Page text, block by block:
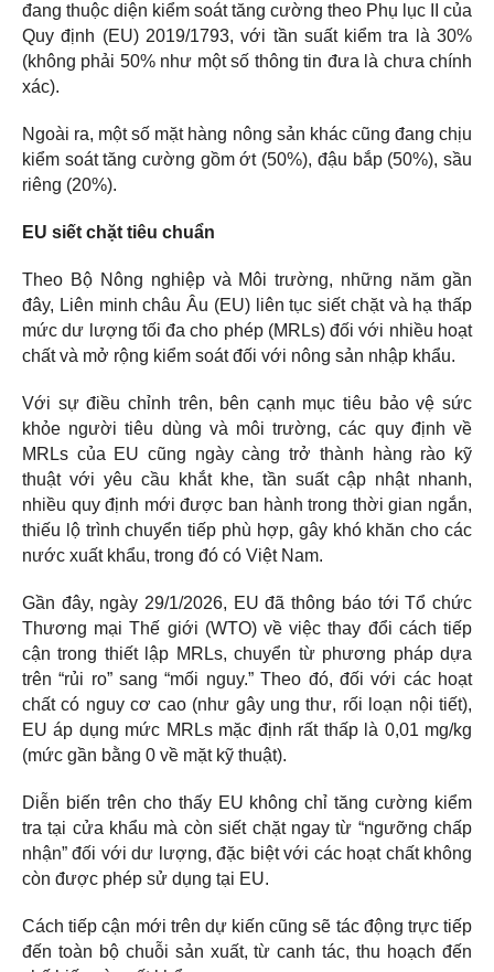
đang thuộc diện kiểm soát tăng cường theo Phụ lục II của
Quy định (EU) 2019/1793, với tần suất kiểm tra là 30%
(không phải 50% như một số thông tin đưa là chưa chính
xác).
Ngoài ra, một số mặt hàng nông sản khác cũng đang chịu
kiểm soát tăng cường gồm ớt (50%), đậu bắp (50%), sầu
riêng (20%).
EU siết chặt tiêu chuẩn
Theo Bộ Nông nghiệp và Môi trường, những năm gần
đây, Liên minh châu Âu (EU) liên tục siết chặt và hạ thấp
mức dư lượng tối đa cho phép (MRLs) đối với nhiều hoạt
chất và mở rộng kiểm soát đối với nông sản nhập khẩu.
Với sự điều chỉnh trên, bên cạnh mục tiêu bảo vệ sức
khỏe người tiêu dùng và môi trường, các quy định về
MRLs của EU cũng ngày càng trở thành hàng rào kỹ
thuật với yêu cầu khắt khe, tần suất cập nhật nhanh,
nhiều quy định mới được ban hành trong thời gian ngắn,
thiếu lộ trình chuyển tiếp phù hợp, gây khó khăn cho các
nước xuất khẩu, trong đó có Việt Nam.
Gần đây, ngày 29/1/2026, EU đã thông báo tới Tổ chức
Thương mại Thế giới (WTO) về việc thay đổi cách tiếp
cận trong thiết lập MRLs, chuyển từ phương pháp dựa
trên “rủi ro” sang “mối nguy.” Theo đó, đối với các hoạt
chất có nguy cơ cao (như gây ung thư, rối loạn nội tiết),
EU áp dụng mức MRLs mặc định rất thấp là 0,01 mg/kg
(mức gần bằng 0 về mặt kỹ thuật).
Diễn biến trên cho thấy EU không chỉ tăng cường kiểm
tra tại cửa khẩu mà còn siết chặt ngay từ “ngưỡng chấp
nhận” đối với dư lượng, đặc biệt với các hoạt chất không
còn được phép sử dụng tại EU.
Cách tiếp cận mới trên dự kiến cũng sẽ tác động trực tiếp
đến toàn bộ chuỗi sản xuất, từ canh tác, thu hoạch đến